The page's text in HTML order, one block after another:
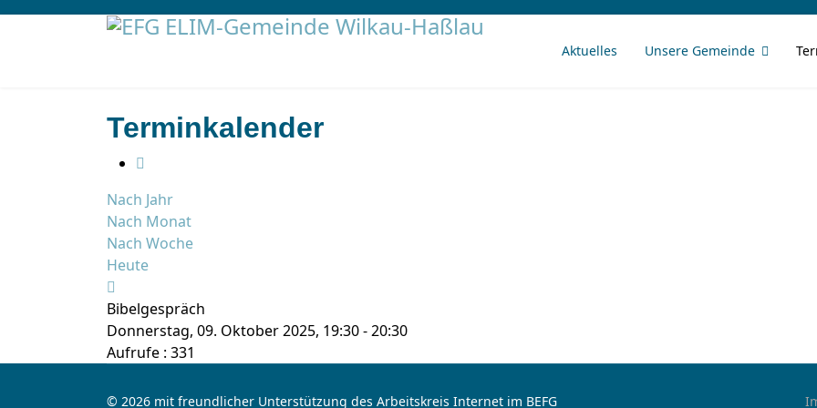
Aktuelles Unsere Gemeinde
Terminkalender
Nach Jahr
Nach Monat
Nach Woche
Heute
Bibelgespräch
Donnerstag, 09. Oktober 2025, 19:30 - 20:30
Aufrufe : 331
© 2026 mit freundlicher Unterstützung des Arbeitskreis Internet im BEFG